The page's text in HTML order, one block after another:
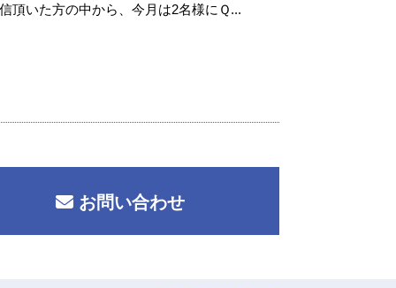
頂いた方の中から、今月は2名様にＱ...
お問い合わせ